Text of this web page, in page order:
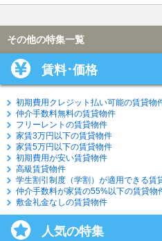
その他の特集一覧
賃料･価格
初期費用クレジット払い可能の賃貸物
仲介手数料無料の賃貸物件
フリーレントの賃貸物件
家賃3万円以下の賃貸物件
家賃5万円以下の賃貸物件
初期費用が安い賃貸物件
高級賃貸物件
学生割引制度（学割）が適用できる賃
仲介手数料が家賃の55%以下の賃貸物
敷金礼金なしの賃貸物件
人気の特集